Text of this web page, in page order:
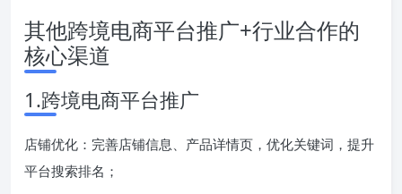
其他跨境电商平台推广+行业合作的
核心渠道
1.跨境电商平台推广
店铺优化：完善店铺信息、产品详情页，优化关键词，提升
平台搜索排名；